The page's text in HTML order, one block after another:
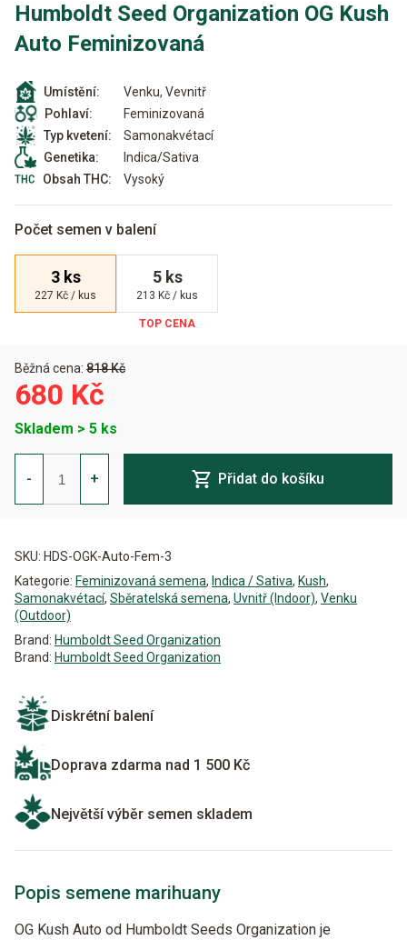
Humboldt Seed Organization OG Kush
Auto Feminizovaná
Umístění:
Venku, Vevnitř
Pohlaví:
Feminizovaná
Typ kvetení:
Samonakvétací
Genetika:
Indica/Sativa
Obsah THC:
Vysoký
Počet semen v balení
3 ks
227 Kč / kus
5 ks
213 Kč / kus
Běžná cena: 818 Kč
680 Kč
Skladem > 5 ks
-
OG
Kush
Auto
Feminizovaná
+ Přidat do košíku
SKU: HDS-OGK-Auto-Fem-3
Kategorie: Feminizovaná semena, Indica / Sativa, Kush,
Samonakvétací, Sběratelská semena, Uvnitř (Indoor), Venku
(Outdoor)
Brand: Humboldt Seed Organization
Brand: Humboldt Seed Organization
Diskrétní balení
Doprava zdarma nad 1 500 Kč
Největší výběr semen skladem
Popis semene marihuany
OG Kush Auto od Humboldt Seeds Organization je